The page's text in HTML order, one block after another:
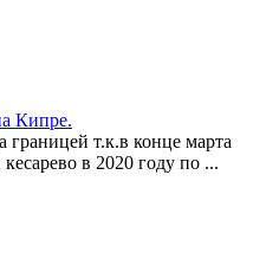
Кипре.
т.к.в конце марта
в 2020 году по ...